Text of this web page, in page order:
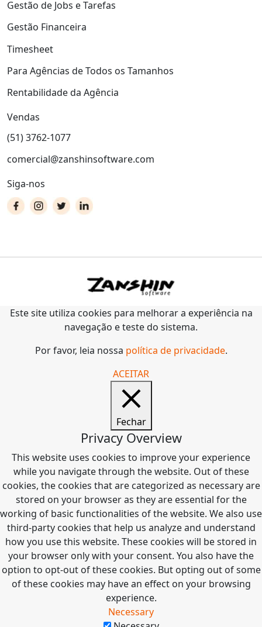
Gestão de Jobs e Tarefas
Gestão Financeira
Timesheet
Para Agências de Todos os Tamanhos
Rentabilidade da Agência
Vendas
(51) 3762-1077
comercial@zanshinsoftware.com
Siga-nos
Este site utiliza cookies para melhorar a experiência na
navegação e teste do sistema.
Por favor, leia nossa política de privacidade.
ACEITAR
Fechar
Privacy Overview
This website uses cookies to improve your experience
while you navigate through the website. Out of these
cookies, the cookies that are categorized as necessary are
stored on your browser as they are essential for the
working of basic functionalities of the website. We also use
third-party cookies that help us analyze and understand
how you use this website. These cookies will be stored in
your browser only with your consent. You also have the
option to opt-out of these cookies. But opting out of some
of these cookies may have an effect on your browsing
experience.
Necessary